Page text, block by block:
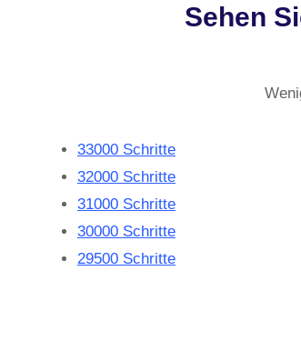
Sehen
33000 Schritte
32000 Schritte
31000 Schritte
30000 Schritte
29500 Schritte